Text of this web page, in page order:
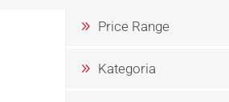
Price Range
Kategoria